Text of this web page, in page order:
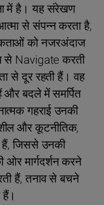
में है। यह संरेखण
से संपन्न करता है,
को नजरअंदाज
से Navigate करती
से दूर रहती हैं। वह
और बदले में समर्पित
गहराई उनकी
और कूटनीतिक,
जिससे उनकी
ओर मार्गदर्शन करने
हैं, तनाव से बचने